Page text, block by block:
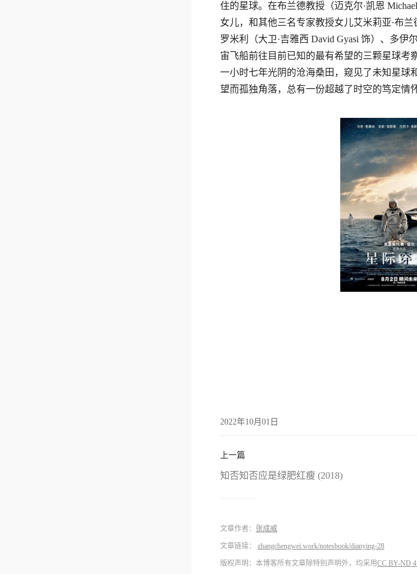
住的星球。在布兰德教授（迈克尔·凯恩
女儿，和其他三名专家教授女儿艾米莉亚·布兰
罗米利（大卫·吉雅西 David Gyasi 饰）、多伊
宙飞船前往目前已知的最有希望的三颗星球考
一小时七年光阴的沧海桑田，窥见了未知星球
望而孤独角落，总有一份超越了时空的笃定
2022年10月01日
上一篇
知否知否应是绿肥红瘦 (2018)
文章作者： 张成威
文章链接： zhangchengwei.work/notesbook/dianying-28
版权声明：本博客所有文章除特别声明外，均采用CC BY-ND